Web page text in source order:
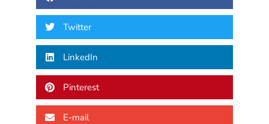
Twitter
LinkedIn
Pinterest
E-mail